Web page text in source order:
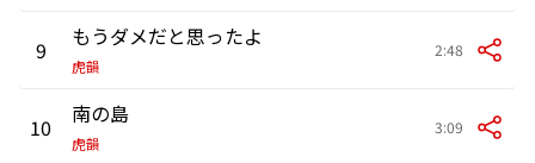
9 もうダメだと思ったよ
虎韻
2:48
10 南の島
虎韻
3:09